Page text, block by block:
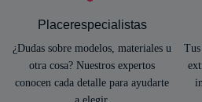
Placerespecialistas
¿Dudas sobre modelos, materiales u
otra cosa? Nuestros expertos
conocen cada detalle para ayudarte